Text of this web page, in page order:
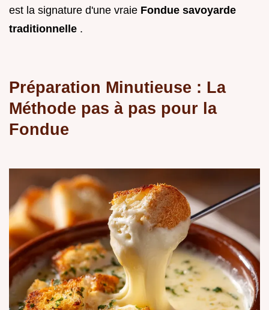
est la signature d'une vraie Fondue savoyarde
traditionnelle .
Préparation Minutieuse : La
Méthode pas à pas pour la
Fondue